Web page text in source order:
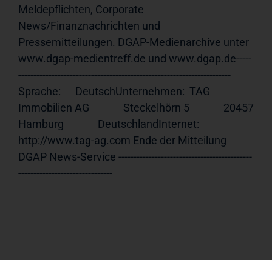
Meldepflichten, Corporate
News/Finanznachrichten und
Pressemitteilungen. DGAP-Medienarchive unter
www.dgap-medientreff.de und www.dgap.de-----
----------------------------------------------------------------------
Sprache:      DeutschUnternehmen:  TAG
Immobilien AG              Steckelhörn 5              20457
Hamburg              DeutschlandInternet:
http://www.tag-ag.com Ende der Mitteilung
DGAP News-Service --------------------------------------------
-------------------------------